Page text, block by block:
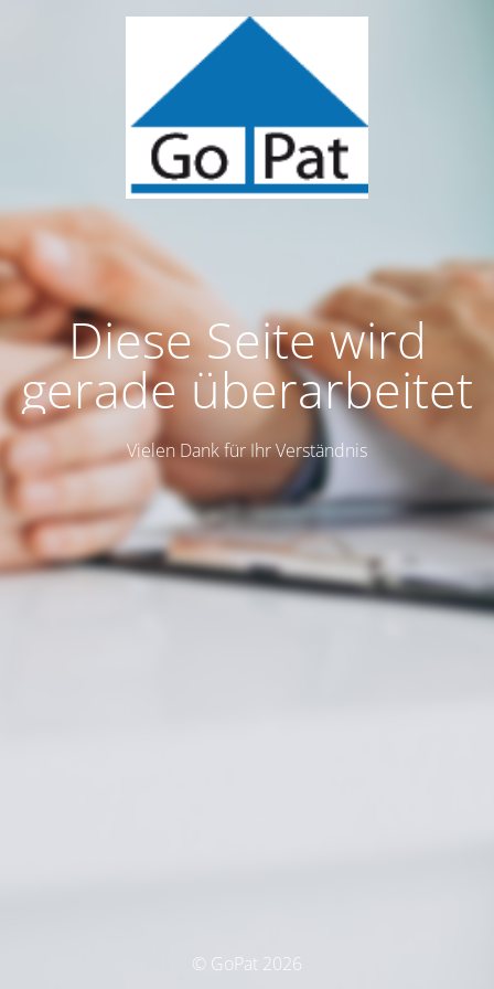
Diese Seite wird
gerade überarbeitet
Vielen Dank für Ihr Verständnis
© GoPat 2026